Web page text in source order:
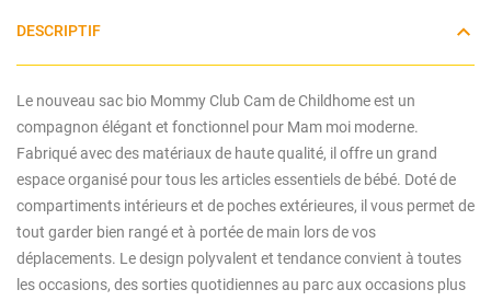
DESCRIPTIF
Le nouveau sac bio Mommy Club Cam de Childhome est un
compagnon élégant et fonctionnel pour Mam moi moderne.
Fabriqué avec des matériaux de haute qualité, il offre un grand
espace organisé pour tous les articles essentiels de bébé. Doté de
compartiments intérieurs et de poches extérieures, il vous permet de
tout garder bien rangé et à portée de main lors de vos
déplacements. Le design polyvalent et tendance convient à toutes
les occasions, des sorties quotidiennes au parc aux occasions plus